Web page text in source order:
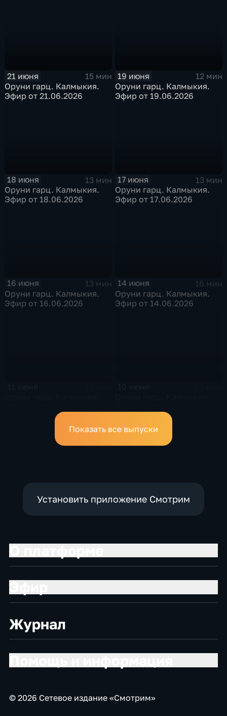
21 июня
15 мин
Оруни гарц. Калмыкия.
Эфир от 21.06.2026
19 июня
12 мин
Оруни гарц. Калмыкия.
Эфир от 19.06.2026
18 июня
13 мин
Оруни гарц. Калмыкия.
Эфир от 18.06.2026
17 июня
13 мин
Оруни гарц. Калмыкия.
Эфир от 17.06.2026
16 июня
13 мин
Оруни гарц. Калмыкия.
Эфир от 16.06.2026
14 июня
16 мин
Оруни гарц. Калмыкия.
Эфир от 14.06.2026
Показать все выпуски
Установить приложение Смотрим
Журнал
© 2026 Сетевое издание «Смотрим»